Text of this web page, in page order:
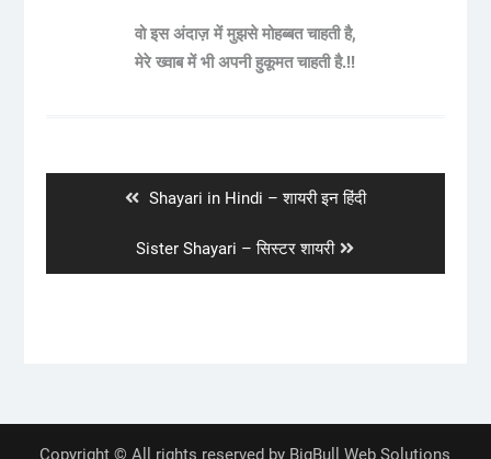
वो इस अंदाज़ में मुझसे मोहब्बत चाहती है,
मेरे ख्वाब में भी अपनी हुकूमत चाहती है.!!
Previous
Shayari in Hindi – शायरी इन हिंदी
Next
post:
Sister Shayari – सिस्टर शायरी
Copyright © All rights reserved by BigBull Web Solutions